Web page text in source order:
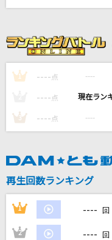
SIX LOUNGE
[生音]晴る
風になる
[生音]明け星
LiSA
1 ---- 点 ----
---- 点 ----
3 ---- 点 ----
再生回数ランキング
1 ---- 回
2 ---- 回